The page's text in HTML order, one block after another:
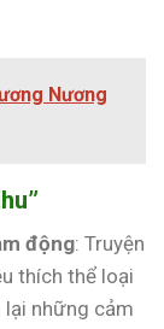
Nương
động: Truyện
thích thể loại
những cảm